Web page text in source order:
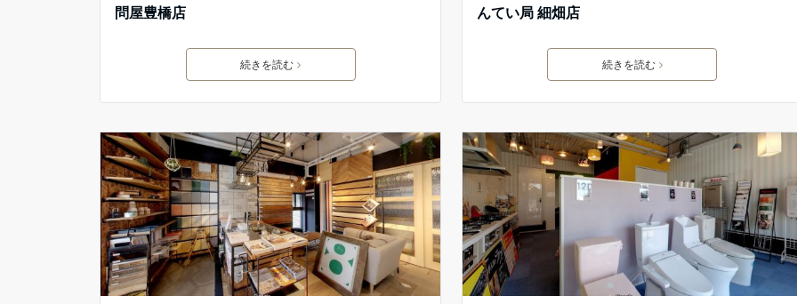
問屋豊橋店
続きを読む
んてい局 細畑店
続きを読む